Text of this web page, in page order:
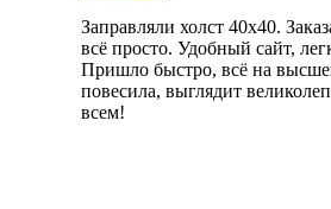
Заправляли холст 40х40.
всё просто. Удобный сайт,
Пришло быстро, всё на
повесила, выглядит
всем!